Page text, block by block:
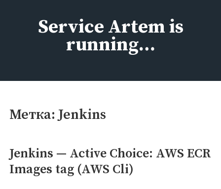
содержимомуService Artem is
running…
Метка:Jenkins
Jenkins — Active Choice: AWS ECR
Images tag (AWS Cli)